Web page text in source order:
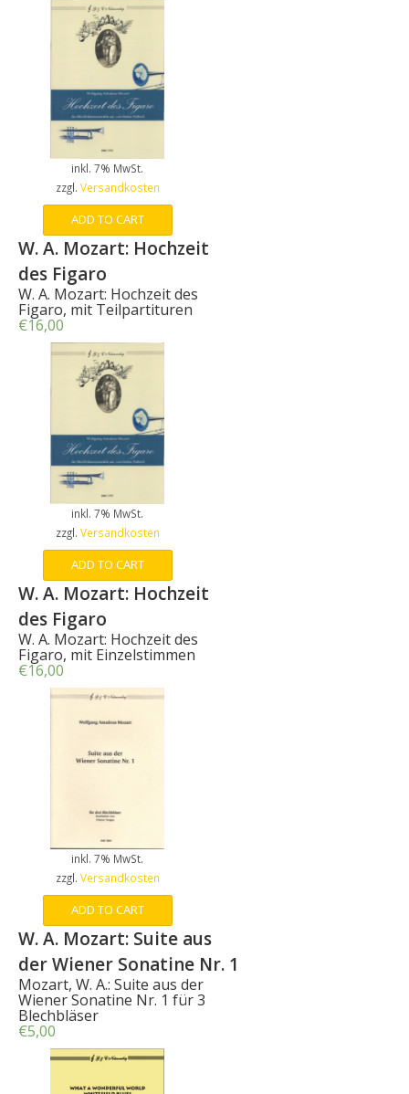
inkl. 7% MwSt.
zzgl. Versandkosten
ADD TO CART
W. A. Mozart: Hochzeit
des Figaro
W. A. Mozart: Hochzeit des
Figaro, mit Teilpartituren
€16,00
inkl. 7% MwSt.
zzgl. Versandkosten
ADD TO CART
W. A. Mozart: Hochzeit
des Figaro
W. A. Mozart: Hochzeit des
Figaro, mit Einzelstimmen
€16,00
inkl. 7% MwSt.
zzgl. Versandkosten
ADD TO CART
W. A. Mozart: Suite aus
der Wiener Sonatine Nr. 1
Mozart, W. A.: Suite aus der
Wiener Sonatine Nr. 1 für 3
Blechbläser
€5,00